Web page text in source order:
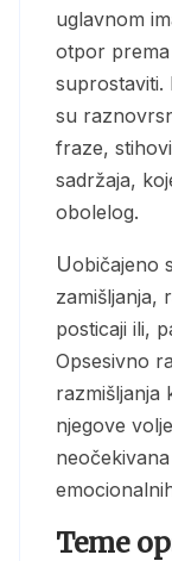
uglavnom
otpor prema
suprostaviti.
su
fraze,
sadržaja,
obolelog.
Uobičajeno se opisuju kao opsesivna
zamišljanja,
posticaji ili,
Opsesivno
razmišljanja
njegove
Teme